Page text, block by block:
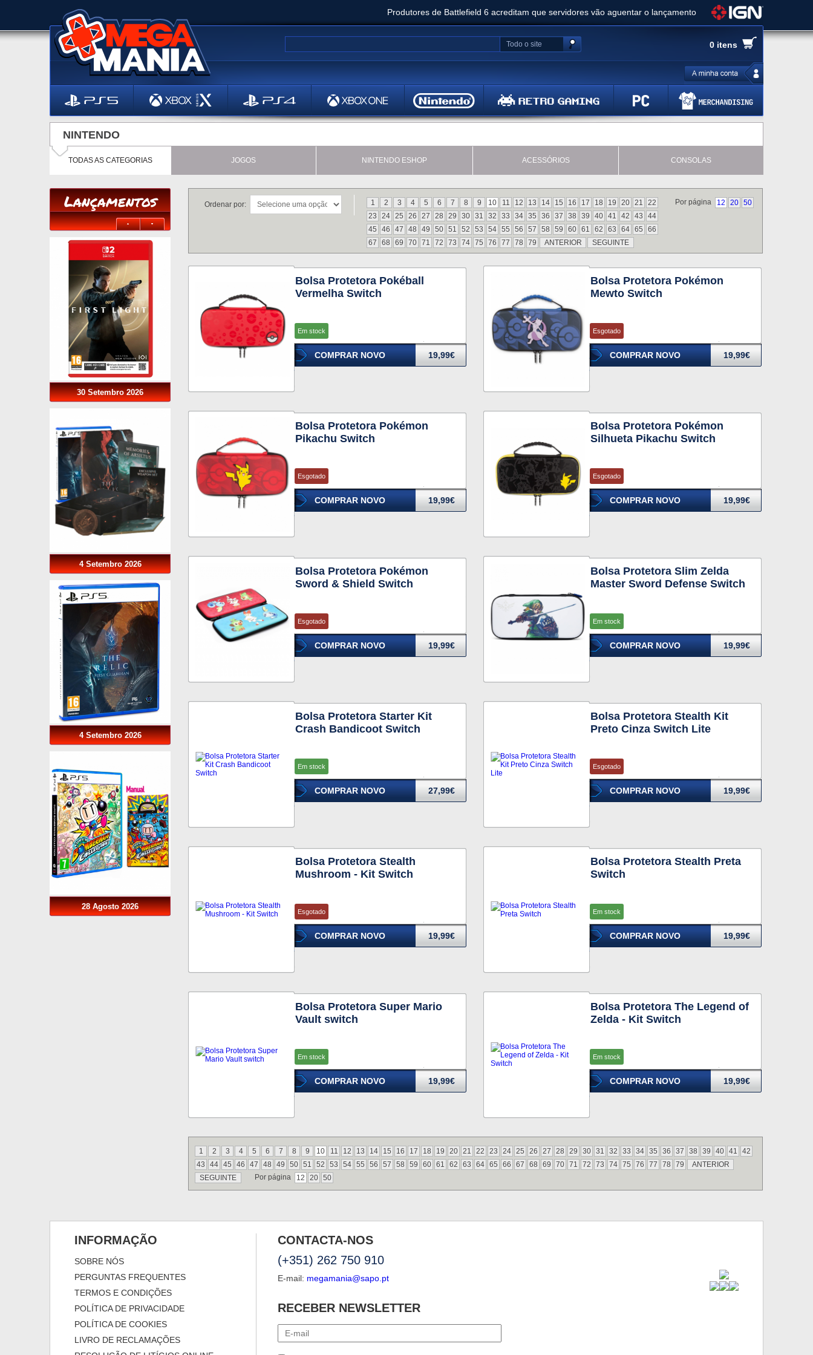
Produtores de Battlefield 6 acreditam que servidores vão aguentar o lançamento
Clair Obscur: Expedition 33 já vendeu 5 milhões de cópias e vai receber novo conteúdo
Ghost of Yotei - Análise
Metal Gear Solid Delta: Snake Eater - Análise
Bethesda anuncia livestream para o Fallout Day
0 itens
Todo o site
NINTENDO
TODAS AS CATEGORIAS JOGOS NINTENDO ESHOP ACESSÓRIOS CONSOLAS
Lançamentos
30 Setembro 2026
4 Setembro 2026
4 Setembro 2026
28 Agosto 2026
Por página 12 20 50
1 2 3 4 5 6 7 8 9 10 11 12 13 14 15 16 17 18 19 20 21
22
23
24 25 26 27 28 29 30 31 32 33 34 35 36 37 38 39 40 41 42 43
44
45
46 47 48 49 50 51 52 53 54 55 56 57 58 59 60 61 62 63 64 65
66
67
68 69 70 71 72 73 74 75 76 77 78 79 ANTERIOR SEGUINTE
Ordenar por:
Bolsa Protetora Pokéball
Vermelha Switch
Em stock
COMPRAR NOVO 19,99€
Bolsa Protetora Pokémon
Mewto Switch
Esgotado
COMPRAR NOVO 19,99€
Bolsa Protetora Pokémon
Pikachu Switch
Esgotado
COMPRAR NOVO 19,99€
Bolsa Protetora Pokémon
Silhueta Pikachu Switch
Esgotado
COMPRAR NOVO 19,99€
Bolsa Protetora Pokémon
Sword & Shield Switch
Esgotado
COMPRAR NOVO 19,99€
Bolsa Protetora Slim Zelda
Master Sword Defense Switch
Em stock
COMPRAR NOVO 19,99€
Bolsa Protetora Starter Kit
Crash Bandicoot Switch
Em stock
COMPRAR NOVO 27,99€
Bolsa Protetora Stealth Kit
Preto Cinza Switch Lite
Esgotado
COMPRAR NOVO 19,99€
Bolsa Protetora Stealth
Mushroom - Kit Switch
Esgotado
COMPRAR NOVO 19,99€
Bolsa Protetora Stealth Preta
Switch
Em stock
COMPRAR NOVO 19,99€
Bolsa Protetora Super Mario
Vault switch
Em stock
COMPRAR NOVO 19,99€
Bolsa Protetora The Legend of
Zelda - Kit Switch
Em stock
COMPRAR NOVO 19,99€
1 2 3 4 5 6 7 8 9 10 11 12 13 14 15 16 17 18 19 20 21 22 23 24 25 26 27 28 29 30 31 32 33 34 35 36 37 38 39 40 41
42
43
44 45 46 47 48 49 50 51 52 53 54 55 56 57 58 59 60 61 62 63 64 65 66 67 68 69 70 71 72 73 74 75 76 77 78 79
ANTERIOR
SEGUINTE
Por página 12 20 50
INFORMAÇÃO
SOBRE NÓS
PERGUNTAS FREQUENTES
TERMOS E CONDIÇÕES
POLÍTICA DE PRIVACIDADE
POLÍTICA DE COOKIES
LIVRO DE RECLAMAÇÕES
CONTACTA-NOS
(+351) 262 750 910
E-mail: megamania@sapo.pt
RECEBER NEWSLETTER